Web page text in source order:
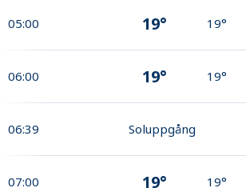
05:00 19° 19°
06:00 19° 19°
06:39 Soluppgång
07:00 19° 19°